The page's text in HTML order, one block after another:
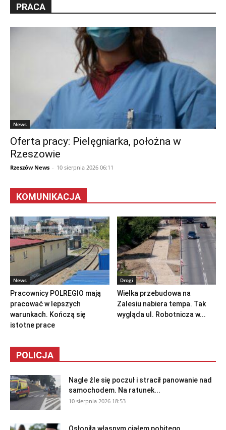
PRACA
News
Oferta pracy: Pielęgniarka, położna w
Rzeszowie
Rzeszów News - 10 sierpnia 2026 06:11
KOMUNIKACJA
News
Pracownicy POLREGIO mają
pracować w lepszych
warunkach. Kończą się
istotne prace
Drogi
Wielka przebudowa na
Zalesiu nabiera tempa. Tak
wygląda ul. Robotnicza w...
POLICJA
Nagle źle się poczuł i stracił panowanie nad
samochodem. Na ratunek...
10 sierpnia 2026 18:53